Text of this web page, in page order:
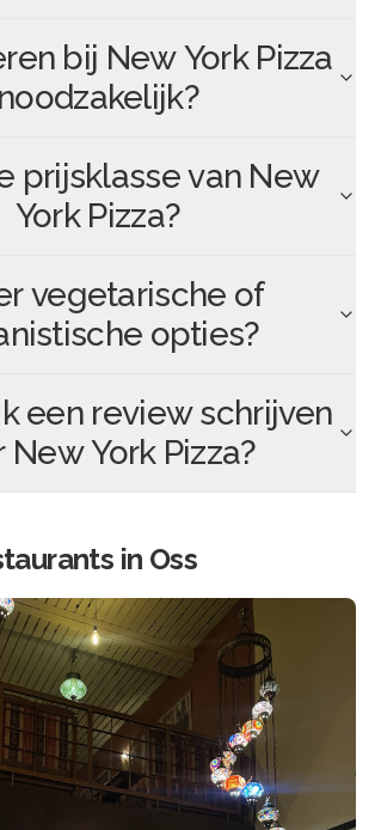
bij New York Pizza
noodzakelijk?
prijsklasse van New
York Pizza?
vegetarische of
opties?
een review schrijven
New York Pizza?
in Oss